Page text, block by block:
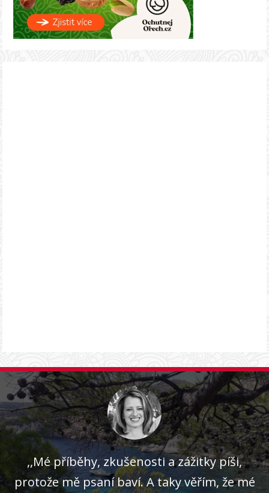
,,Mé příběhy, zkušenosti a zážitky píši,
protože mě psaní baví. A taky věřím, že mé